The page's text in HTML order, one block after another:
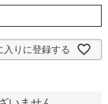
入りに登録する